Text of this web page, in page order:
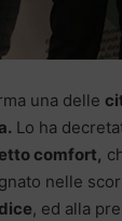
una delle
Lo ha
comfort,
nelle
, ed alla